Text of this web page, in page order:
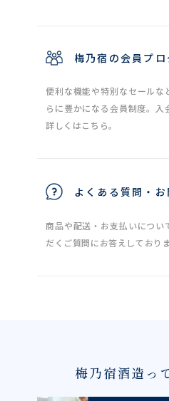
梅乃宿の会員プロ
便利な機能や特別なセールな
らに豊かになる会員制度。入
詳しくはこちら。
よくある質問・
商品や配送・お支払いについ
だくご質問にお答えしておりま
梅乃宿酒造っ